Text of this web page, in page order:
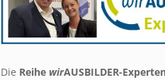
Die Reihe wirAUSBILDER-